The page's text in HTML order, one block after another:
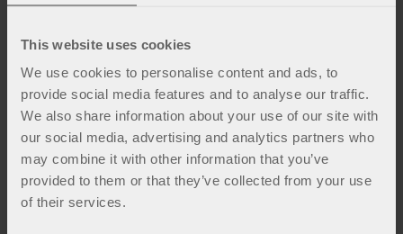
This website uses cookies
We use cookies to personalise content and ads, to
provide social media features and to analyse our traffic.
We also share information about your use of our site with
our social media, advertising and analytics partners who
may combine it with other information that you’ve
provided to them or that they’ve collected from your use
of their services.
ViraRak 15 cm
Elastisk støttebelte som gir effektiv
støtte og kompresjon rundt
overkroppen.
kr867
ViraRak 20 cm
Elastisk støttebelte som gir effektiv
støtte og kompresjon rundt
overkroppen.
kr955
Lagre som favoritt